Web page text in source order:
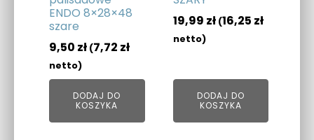
ENDO 8×28×48
szare
9,50 zł (7,72 zł
netto)
DODAJ DO
KOSZYKA
19,99 zł (16,25 zł
netto)
DODAJ DO
KOSZYKA